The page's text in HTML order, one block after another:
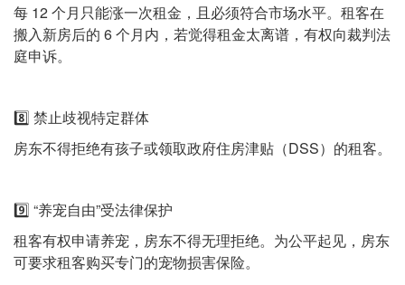
每 12 个月只能涨一次租金，且必须符合市场水平。租客在
搬入新房后的 6 个月内，若觉得租金太离谱，有权向裁判法
庭申诉。
8️⃣ 禁止歧视特定群体
房东不得拒绝有孩子或领取政府住房津贴（DSS）的租客。
9️⃣ “养宠自由”受法律保护
租客有权申请养宠，房东不得无理拒绝。为公平起见，房东
可要求租客购买专门的宠物损害保险。